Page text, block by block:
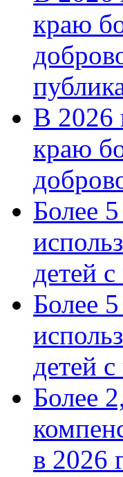
краю
В 2026
краю
Более
детей
Более
детей с
Более
в 2026